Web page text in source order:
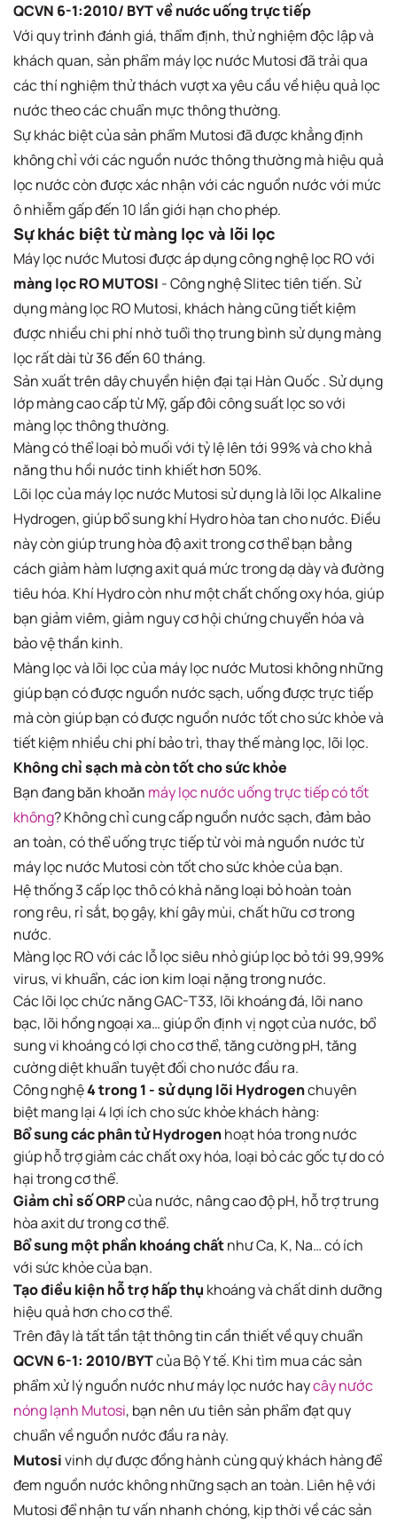
QCVN 6-1:2010/ BYT về nước uống trực tiếp
Với quy trình đánh giá, thẩm định, thử nghiệm độc lập và
khách quan, sản phẩm máy lọc nước Mutosi đã trải qua
các thí nghiệm thử thách vượt xa yêu cầu về hiệu quả lọc
nước theo các chuẩn mực thông thường.
Sự khác biệt của sản phẩm Mutosi đã được khẳng định
không chỉ với các nguồn nước thông thường mà hiệu quả
lọc nước còn được xác nhận với các nguồn nước với mức
ô nhiễm gấp đến 10 lần giới hạn cho phép.
Sự khác biệt từ màng lọc và lõi lọc
Máy lọc nước Mutosi được áp dụng công nghệ lọc RO với
màng lọc RO MUTOSI - Công nghệ Slitec tiên tiến. Sử
dụng màng lọc RO Mutosi, khách hàng cũng tiết kiệm
được nhiều chi phí nhờ tuổi thọ trung bình sử dụng màng
lọc rất dài từ 36 đến 60 tháng.
Sản xuất trên dây chuyền hiện đại tại Hàn Quốc . Sử dụng
lớp màng cao cấp từ Mỹ, gấp đôi công suất lọc so với
màng lọc thông thường.
Màng có thể loại bỏ muối với tỷ lệ lên tới 99% và cho khả
năng thu hồi nước tinh khiết hơn 50%.
Lõi lọc của máy lọc nước Mutosi sử dụng là lõi lọc Alkaline
Hydrogen, giúp bổ sung khí Hydro hòa tan cho nước. Điều
này còn giúp trung hòa độ axit trong cơ thể bạn bằng
cách giảm hàm lượng axit quá mức trong dạ dày và đường
tiêu hóa. Khí Hydro còn như một chất chống oxy hóa, giúp
bạn giảm viêm, giảm nguy cơ hội chứng chuyển hóa và
bảo vệ thần kinh.
Màng lọc và lõi lọc của máy lọc nước Mutosi không những
giúp bạn có được nguồn nước sạch, uống được trực tiếp
mà còn giúp bạn có được nguồn nước tốt cho sức khỏe và
tiết kiệm nhiều chi phí bảo trì, thay thế màng lọc, lõi lọc.
Không chỉ sạch mà còn tốt cho sức khỏe
Bạn đang băn khoăn máy lọc nước uống trực tiếp có tốt
không? Không chỉ cung cấp nguồn nước sạch, đảm bảo
an toàn, có thể uống trực tiếp từ vòi mà nguồn nước từ
máy lọc nước Mutosi còn tốt cho sức khỏe của bạn.
Hệ thống 3 cấp lọc thô có khả năng loại bỏ hoàn toàn
rong rêu, rỉ sắt, bọ gậy, khí gây mùi, chất hữu cơ trong
nước.
Màng lọc RO với các lỗ lọc siêu nhỏ giúp lọc bỏ tới 99,99%
virus, vi khuẩn, các ion kim loại nặng trong nước.
Các lõi lọc chức năng GAC-T33, lõi khoáng đá, lõi nano
bạc, lõi hồng ngoại xa… giúp ổn định vị ngọt của nước, bổ
sung vi khoáng có lợi cho cơ thể, tăng cường pH, tăng
cường diệt khuẩn tuyệt đối cho nước đầu ra.
Công nghệ4 trong 1 - sử dụng lõi Hydrogenchuyên
biệt mang lại 4 lợi ích cho sức khỏe khách hàng:
Bổ sung các phân tửHydrogenhoạt hóa trong nước
giúp hỗ trợ giảm các chất oxy hóa, loại bỏ các gốc tự do có
hại trong cơ thể.
Giảm chỉ số ORPcủa nước, nâng cao độ pH, hỗ trợ trung
hòa axit dư trong cơ thể.
Bổ sung một phần khoáng chấtnhư Ca, K, Na… có ích
với sức khỏe của bạn.
Tạo điều kiện hỗ trợ hấp thụ khoáng và chất dinh dưỡng
hiệu quả hơn cho cơ thể.
Trên đây là tất tần tật thông tin cần thiết về quy chuẩn
QCVN 6-1: 2010/BYTcủa Bộ Y tế. Khi tìm mua các sản
phẩm xử lý nguồn nước như máy lọc nước haycây nước
nóng lạnh Mutosi, bạn nên ưu tiên sản phẩm đạt quy
chuẩn về nguồn nước đầu ra này.
Mutosivinh dự được đồng hành cùng quý khách hàng để
đem nguồn nước không những sạch an toàn. Liên hệ với
Mutosi để nhận tư vấn nhanh chóng, kịp thời về các sản